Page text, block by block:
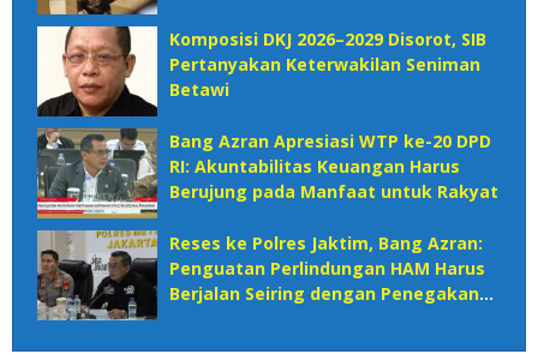
Komposisi DKJ 2026–2029 Disorot, SIB
Pertanyakan Keterwakilan Seniman
Betawi
Bang Azran Apresiasi WTP ke-20 DPD
RI: Akuntabilitas Keuangan Harus
Berujung pada Manfaat untuk Rakyat
Reses ke Polres Jaktim, Bang Azran:
Penguatan Perlindungan HAM Harus
Berjalan Seiring dengan Penegakan